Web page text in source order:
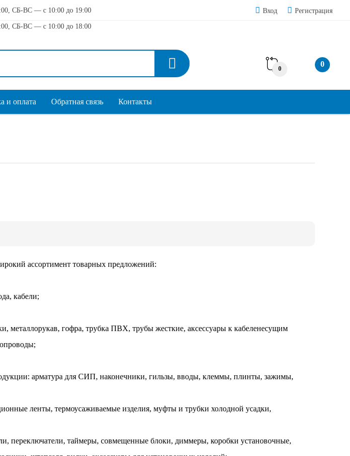
СБ-ВС — с 10:00 до 19:00
СБ-ВС — с 10:00 до 18:00
Вход Регистрация
0
0
и оплата Обратная связь Контакты
ассортимент товарных предложений:
кабели;
металлорукав, гофра, трубка ПВХ, трубы жесткие, аксессуары к кабеленесущим
арматура для СИП, наконечники, гильзы, вводы, клеммы, плинты, зажимы,
ленты, термоусаживаемые изделия, муфты и трубки холодной усадки,
переключатели, таймеры, совмещенные блоки, диммеры, коробки установочные,